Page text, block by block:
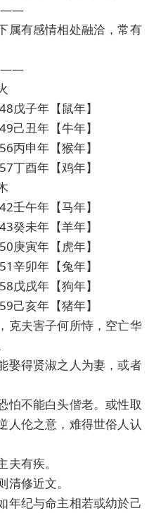
属有感情相处融洽，常有
戊子年【鼠年】
己丑年【牛年】
丙申年【猴年】
丁酉年【鸡年】
壬午年【马年】
癸未年【羊年】
庚寅年【虎年】
辛卯年【兔年】
戊戌年【狗年】
己亥年【猪年】
克夫害子何所恃，空亡华
娶得贤淑之人为妻，或者
怕不能白头偕老。或性取
人伦之意，难得世俗人认
有疾。
修近文。
年纪与命主相若或幼於己